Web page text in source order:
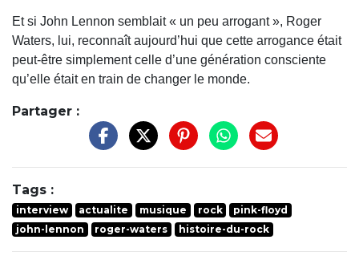
Et si John Lennon semblait « un peu arrogant », Roger
Waters, lui, reconnaît aujourd’hui que cette arrogance était
peut-être simplement celle d’une génération consciente
qu’elle était en train de changer le monde.
Partager :
Tags :
interview actualite musique rock
pink-floyd
john-lennon
roger-waters histoire-du-rock